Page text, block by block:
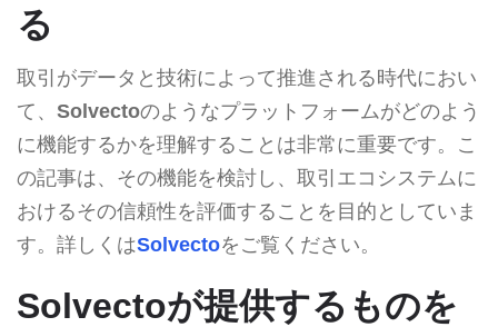
る
取引がデータと技術によって推進される時代におい
て、 Solvectoのようなプラットフォームがどのよう
に機能するかを理解することは非常に重要です。こ
の記事は、その機能を検討し、取引エコシステムに
おけるその信頼性を評価することを目的としていま
す。詳しくはSolvectoをご覧ください。
Solvectoが提供するものを